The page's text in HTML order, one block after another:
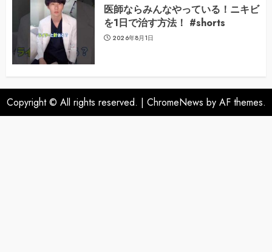
医師ならみんなやっている！ニキビ
を1日で治す方法！ #shorts
2026年8月1日
Copyright © All rights reserved. | ChromeNews by AF themes.